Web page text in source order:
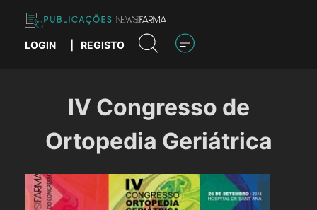
content
Publicações News Farma
LOGIN REGISTO
IV Congresso de
Ortopedia Geriátrica